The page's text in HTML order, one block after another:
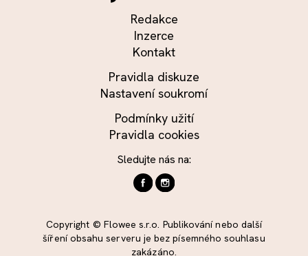
Redakce
Inzerce
Kontakt
Pravidla diskuze
Nastavení soukromí
Podmínky užití
Pravidla cookies
Sledujte nás na:
Copyright © Flowee s.r.o. Publikování nebo další
šíření obsahu serveru je bez písemného souhlasu
zakázáno.